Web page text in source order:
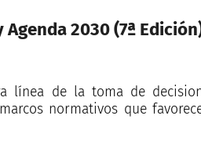
2030 (7ª
de la toma de
normativos que